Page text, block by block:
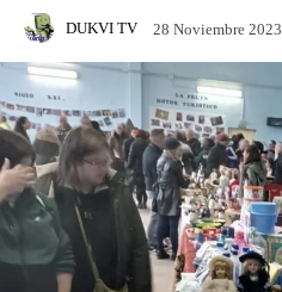
DUKVI TV 28 Noviembre 2023